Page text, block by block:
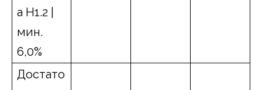
а Н1.2 |
мин.
6,0%
Достато